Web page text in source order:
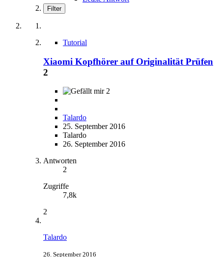
Filter
Tutorial
Xiaomi Kopfhörer auf Originalität Prüfen
2
2
Talardo
25. September 2016
Talardo
26. September 2016
Antworten
2
Zugriffe
7,8k
2
Talardo
26. September 2016